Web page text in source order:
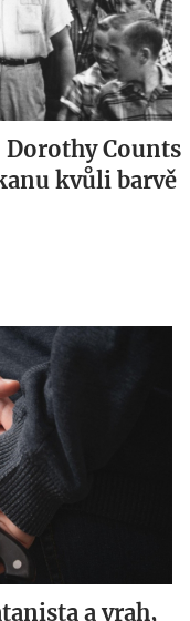
Dorothy Counts
kvůli barvě
a vrah,